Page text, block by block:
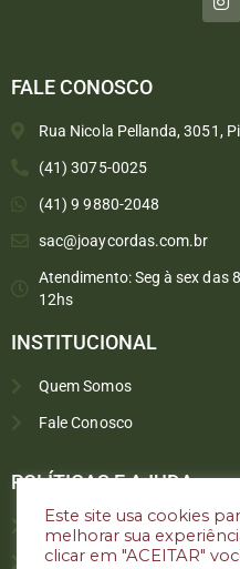
FALE CONOSCO
Rua Nicola Pellanda, 3051,
(41) 3075-0025
(41) 9 9880-2048
sac@joaycordas.com.br
Atendimento: Seg à sex das
12hs
INSTITUCIONAL
Quem Somos
Fale Conosco
POLÍTICAS E AJUDA
Política de troca e
Política de privacidade
Este site usa cookies
melhorar sua
clicar em "ACEITAR"